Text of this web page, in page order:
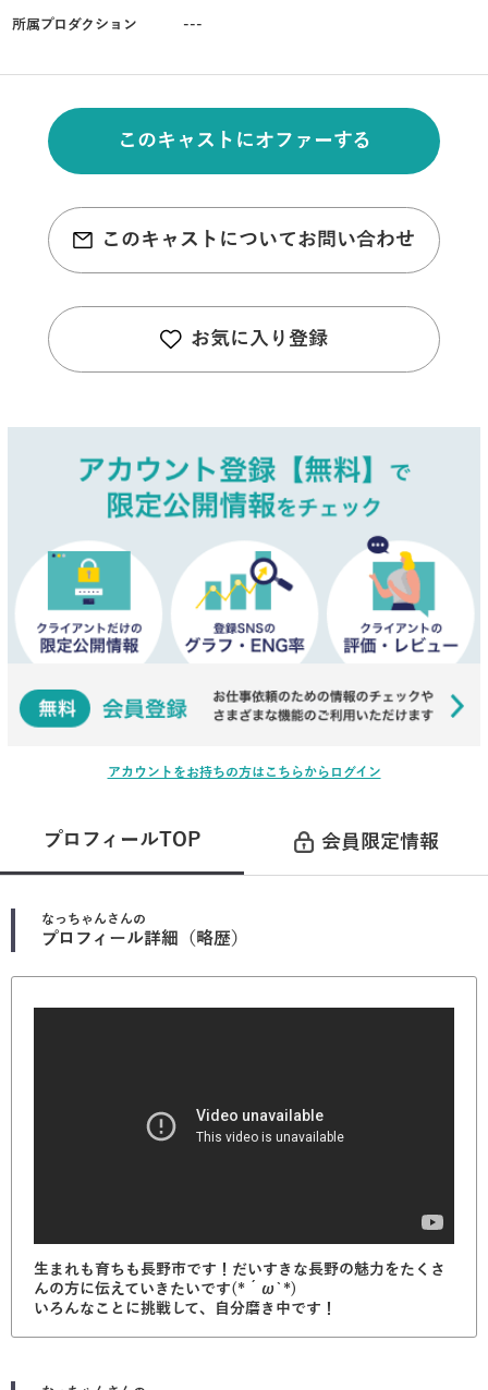
所属プロダクション ---
このキャストにオファーする
このキャストについてお問い合わせ
お気に入り登録
アカウントをお持ちの方はこちらからログイン
プロフィールTOP 会員限定情報
なっちゃん さんの
プロフィール詳細（略歴）
生まれも育ちも長野市です！だいすきな長野の魅力をたくさ
んの方に伝えていきたいです(*´ω`*)
いろんなことに挑戦して、自分磨き中です！